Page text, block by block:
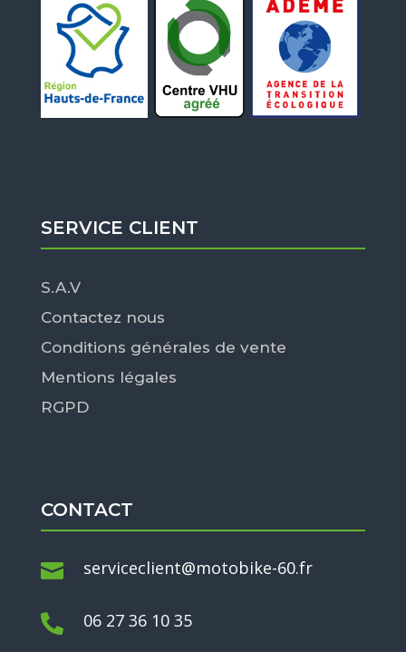
SERVICE CLIENT
S.A.V
Contactez nous
Conditions générales de vente
Mentions légales
RGPD
CONTACT
 serviceclient@motobike-60.fr
 06 27 36 10 35